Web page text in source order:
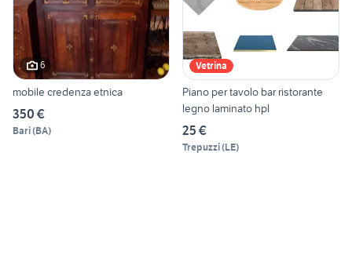
6
mobile credenza etnica
350 €
Bari(BA)
Vetrina
Piano per tavolo bar ristorante
legno laminato hpl
25 €
Trepuzzi(LE)